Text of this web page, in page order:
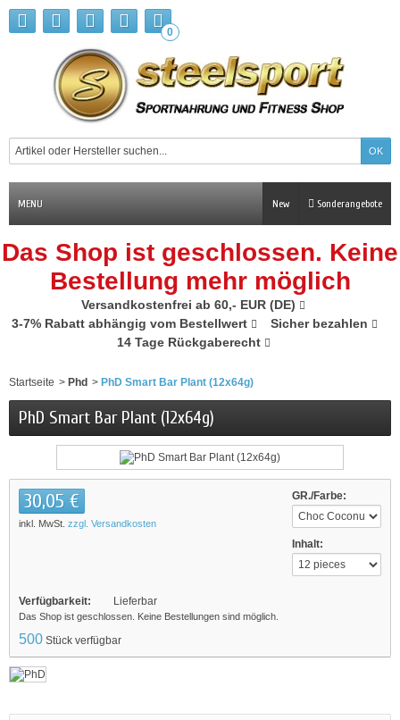
0
MENU Sonderangebote
New
Das Shop ist geschlossen. Keine
Bestellung mehr möglich
Versandkostenfrei ab 60,- EUR (DE)
3-7% Rabatt abhängig vom Bestellwert
Sicher bezahlen
14 Tage Rückgaberecht
Startseite > Phd > PhD Smart Bar Plant (12x64g)
PhD Smart Bar Plant (12x64g)
GR./Farbe:
Inhalt:
30,05 €
inkl. MwSt. zzgl. Versandkosten
Verfügbarkeit: Lieferbar
Das Shop ist geschlossen. Keine Bestellungen sind möglich.
500 Stück verfügbar